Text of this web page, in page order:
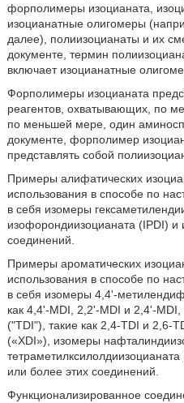
форполимеры изоцианата,
изоцианатные олигомеры
далее), полиизоцианаты и их
документе, термин
включает изоцианатные
Форполимеры изоцианата
реагентов, охватывающих, по
по меньшей мере, один
документе, форполимер
представлять собой
Примеры алифатических
использования в способе по
в себя изомеры
изофорондиизоцианата (IPDI) и
соединений.
Примеры ароматических
использования в способе по
в себя изомеры 4,4'-
как 4,4'-MDI, 2,2'-MDI и 2,4'-
(ʺTDIʺ), такие как 2,4-TDI и 2,6-
(«XDI»), изомеры
или более этих соединений.
Функционализированное